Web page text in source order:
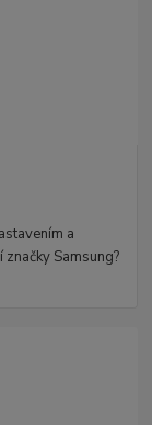
a
Samsung?